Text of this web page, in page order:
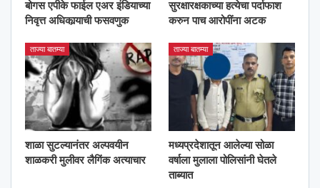
बोगस एपीके फाईल एअर इंडियाच्या
निवृत्त अधिकार्‍याची फसवणुक
सुरक्षारक्षकाच्या हत्येचा पर्दाफाश
करुन पाच आरोपींना अटक
ताज्या बातम्या
शाळा सुटल्यानंतर अल्पवयीन
शाळकरी मुलीवर लैगिंक अत्याचार
ताज्या बातम्या
मध्यप्रदेशातून आलेल्या सोळा
वर्षाला मुलाला पोलिसांनी घेतले
ताब्यात